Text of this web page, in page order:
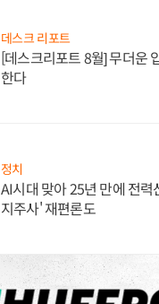
데스크 리포트
[데스크리포트 8월] 무더운
한다
정치
AI시대 맞아 25년 만에 전
지주사' 재편론도